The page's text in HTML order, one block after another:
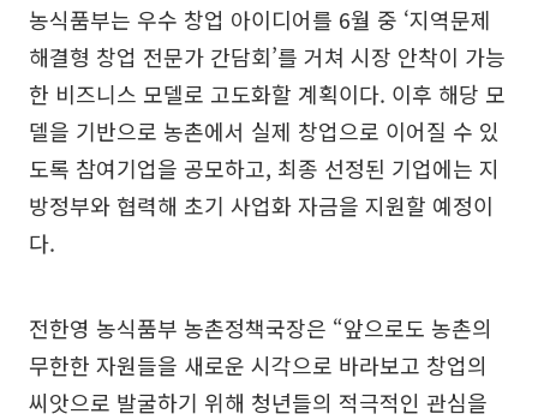
농식품부는 우수 창업 아이디어를 6월 중 ‘지역문제
해결형 창업 전문가 간담회’를 거쳐 시장 안착이 가능
한 비즈니스 모델로 고도화할 계획이다. 이후 해당 모
델을 기반으로 농촌에서 실제 창업으로 이어질 수 있
도록 참여기업을 공모하고, 최종 선정된 기업에는 지
방정부와 협력해 초기 사업화 자금을 지원할 예정이
다.
전한영 농식품부 농촌정책국장은 “앞으로도 농촌의
무한한 자원들을 새로운 시각으로 바라보고 창업의
씨앗으로 발굴하기 위해 청년들의 적극적인 관심을